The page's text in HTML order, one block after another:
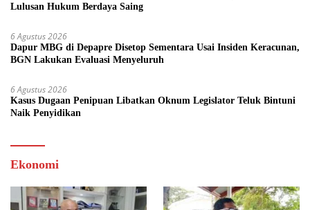
Lulusan Hukum Berdaya Saing
6 Agustus 2026
Dapur MBG di Depapre Disetop Sementara Usai Insiden Keracunan,
BGN Lakukan Evaluasi Menyeluruh
6 Agustus 2026
Kasus Dugaan Penipuan Libatkan Oknum Legislator Teluk Bintuni
Naik Penyidikan
Ekonomi